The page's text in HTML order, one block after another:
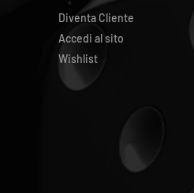
Diventa Cliente
Accedi al sito
Wishlist